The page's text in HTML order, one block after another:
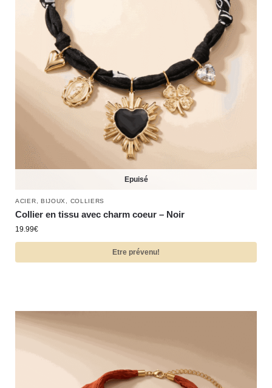
Epuisé
ACIER, BIJOUX, COLLIERS
Collier en tissu avec charm coeur – Noir
19.99€
Etre prévenu!